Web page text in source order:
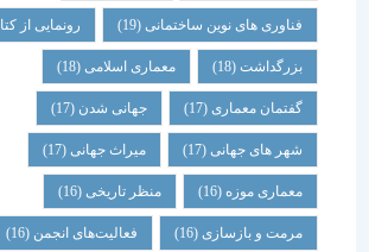
فناوری های نوین ساختمانی(19) رونمایی از کتاب (18)
بزرگداشت (18) معماری اسلامی(18)
گفتمان معماری (17) جهانی شدن(17)
شهر های جهانی(17) میراث جهانی(17)
معماری موزه(16) منظر تاریخی (16)
مرمت و بازسازی(16) فعالیت‌های انجمن(16)